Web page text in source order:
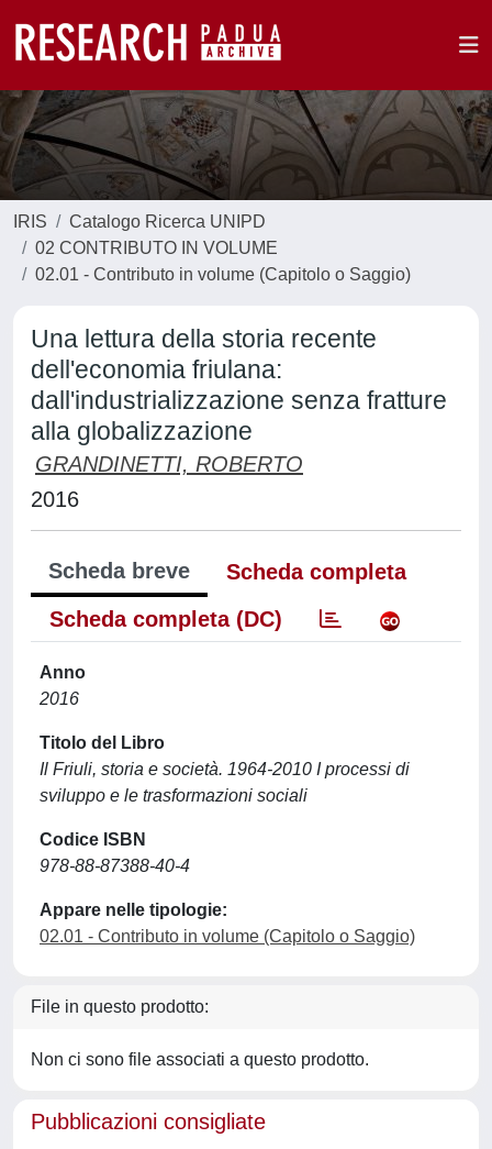
IRIS
Catalogo Ricerca UNIPD
02 CONTRIBUTO IN VOLUME
02.01 - Contributo in volume (Capitolo o Saggio)
Una lettura della storia recente
dell'economia friulana:
dall'industrializzazione senza fratture
alla globalizzazione
GRANDINETTI, ROBERTO
2016
Scheda breve
Scheda completa
Scheda completa (DC)
Anno
2016
Titolo del Libro
Il Friuli, storia e società. 1964-2010 I processi di
sviluppo e le trasformazioni sociali
Codice ISBN
978-88-87388-40-4
Appare nelle tipologie:
02.01 - Contributo in volume (Capitolo o Saggio)
File in questo prodotto:
Non ci sono file associati a questo prodotto.
Pubblicazioni consigliate